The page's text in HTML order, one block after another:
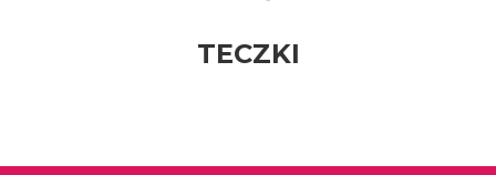
TECZKI